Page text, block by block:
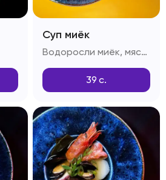
Суп миёк
Водоросли миёк, мясо говяжье, приправа дашида
39 с.